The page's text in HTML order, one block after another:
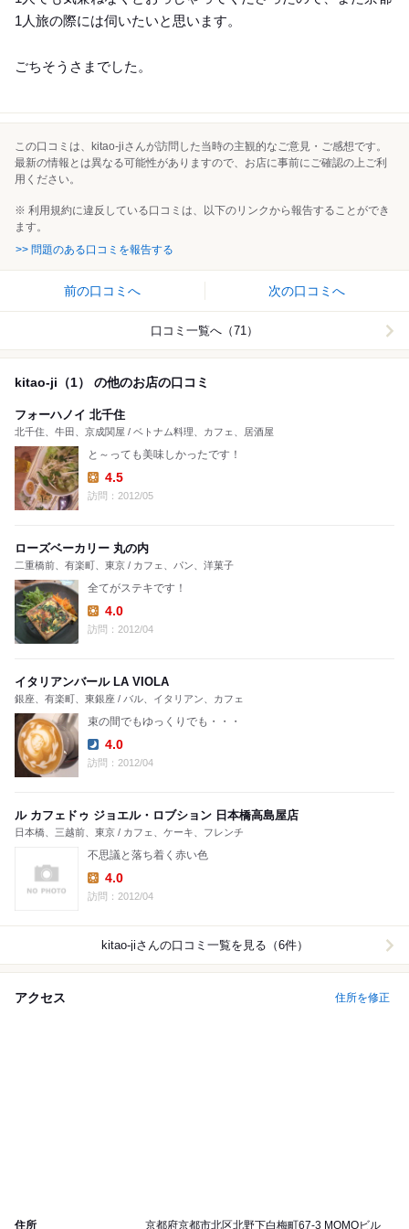
1人旅の際には伺いたいと思います。
ごちそうさまでした。
この口コミは、kitao-jiさんが訪問した当時の主観的なご意見・ご感想です。
最新の情報とは異なる可能性がありますので、お店に事前にご確認の上ご利
用ください。
※ 利用規約に違反している口コミは、以下のリンクから報告することができ
ます。
>> 問題のある口コミを報告する
前の口コミへ 次の口コミへ
口コミ一覧へ（71）
kitao-ji（1） の他のお店の口コミ
フォーハノイ 北千住
北千住、牛田、京成関屋 / ベトナム料理、カフェ、居酒屋
と～っても美味しかったです！
Lunch:
4.5
訪問：2012/05
ローズベーカリー 丸の内
二重橋前、有楽町、東京 / カフェ、パン、洋菓子
全てがステキです！
Lunch:
4.0
訪問：2012/04
イタリアンバール LA VIOLA
銀座、有楽町、東銀座 / バル、イタリアン、カフェ
束の間でもゆっくりでも・・・
Dinner:
4.0
訪問：2012/04
ル カフェドゥ ジョエル・ロブション 日本橋高島屋店
日本橋、三越前、東京 / カフェ、ケーキ、フレンチ
不思議と落ち着く赤い色
Lunch:
4.0
訪問：2012/04
kitao-jiさんの口コミ一覧を見る（6件）
アクセス 住所を修正
住所 京都府京都市北区北野下白梅町67-3 MOMOビル